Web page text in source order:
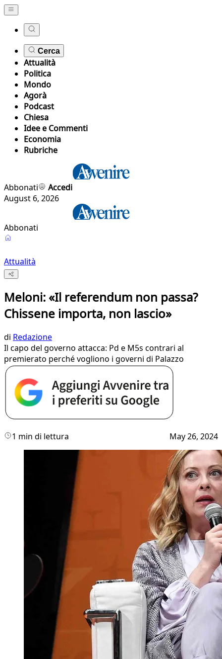
Cerca
Attualità
Politica
Mondo
Agorà
Podcast
Chiesa
Idee e Commenti
Economia
Rubriche
Abbonati
Accedi
August 6, 2026
Abbonati
Attualità
Meloni: «Il referendum non passa?
Chissene importa, non lascio»
di Redazione
Il capo del governo attacca: Pd e M5s contrari al
premierato perché vogliono i governi di Palazzo
1 min di lettura May 26, 2024